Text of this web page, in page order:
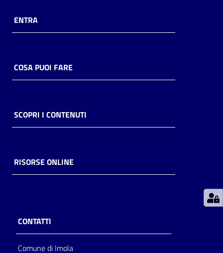
online
Piani
Decentrate
ENTRA
COSA PUOI FARE
SCOPRI I CONTENUTI
RISORSE ONLINE
CONTATTI
Comune di Imola